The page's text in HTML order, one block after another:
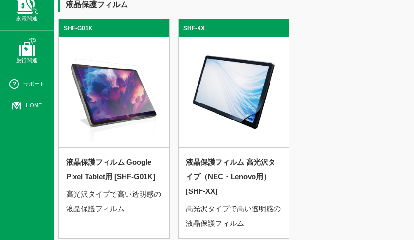
液晶保護フィルム
SHF-G01K
液晶保護フィルム Google
Pixel Tablet用 [SHF-G01K]
高光沢タイプで高い透明感の
液晶保護フィルム
詳細を見る
SHF-XX
液晶保護フィルム 高光沢タ
イプ（NEC・Lenovo用）
[SHF-XX]
高光沢タイプで高い透明感の
液晶保護フィルム
詳細を見る
家電関連
旅行関連
サポート
HOME